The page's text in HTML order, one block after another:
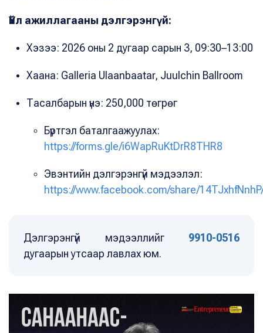
Үйл ажиллагааны дэлгэрэнгүй:
Хэзээ: 2026 оны 2 дугаар сарын 3, 09:30–13:00
Хаана: Galleria Ulaanbaatar, Juulchin Ballroom
Тасалбарын үнэ: 250,000 төгрөг
Бүртгэл баталгаажуулах:
https://forms.gle/i6WapRuKtDrR8THR8
Эвэнтийн дэлгэрэнгүй мэдээлэл:
https://www.facebook.com/share/
Дэлгэрэнгүй мэдээллийг9910-0516
дугаарын утсаар лавлах юм.